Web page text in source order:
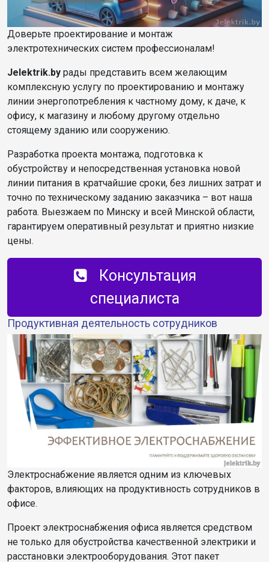
Доверьте проектирование и монтаж
электротехнических систем профессионалам!
Jelektrik.by рады представить всем желающим
комплексную услугу по проектированию и монтажу
линии энергопотребления к частному дому, к даче, к
офису, к магазину и любому другому отдельно
стоящему зданию или сооружению.
Разработка проекта монтажа, подготовка к
обустройству и непосредственная установка новой
линии питания в кратчайшие сроки, без лишних затрат и
точно по техническому заданию заказчика – вот наша
работа. Выезжаем по Минску и всей Минской области,
гарантируем оперативный результат и приятно низкие
цены.
Консультация
специалиста
Продуктивная деятельность сотрудников
Электроснабжение является одним из ключевых
факторов, влияющих на продуктивность сотрудников в
офисе.
Проект электроснабжения офиса является средством
не только для обустройства качественной электрики и
расстановки электрооборудования. Этот пакет